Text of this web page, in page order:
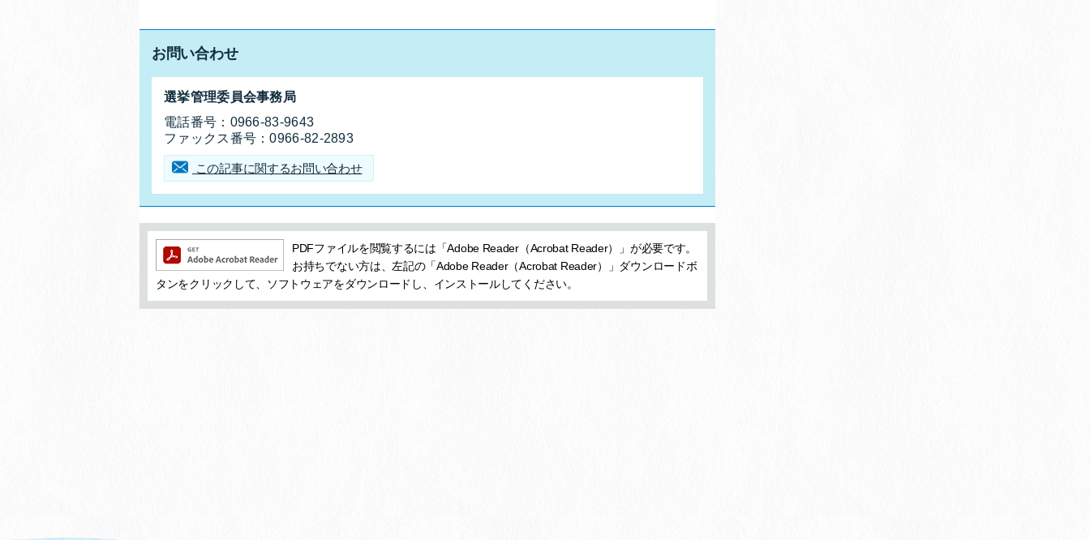
お問い合わせ
お問合せ先
選挙管理委員会事務局
電話番号： 0966-83-9643
ファックス番号：0966-82-2893
この記事に関するお問い合わせ
追加情報：PDFファイルPDFファイルを閲覧するには「Adobe Reader（Acrobat Reader）」が必要です。
お持ちでない方は、左記の「Adobe Reader（Acrobat Reader）」ダウンロードボ
タンをクリックして、ソフトウェアをダウンロードし、インストールしてください。